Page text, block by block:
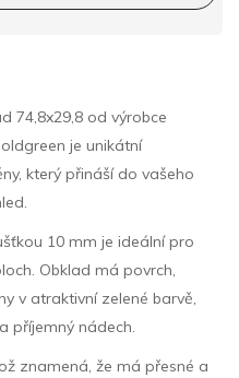
74,8x29,8 od výrobce
je unikátní
který přináší do vašeho
10 mm je ideální pro
Obklad má povrch,
v atraktivní zelené barvě,
příjemný nádech.
znamená, že má přesné a